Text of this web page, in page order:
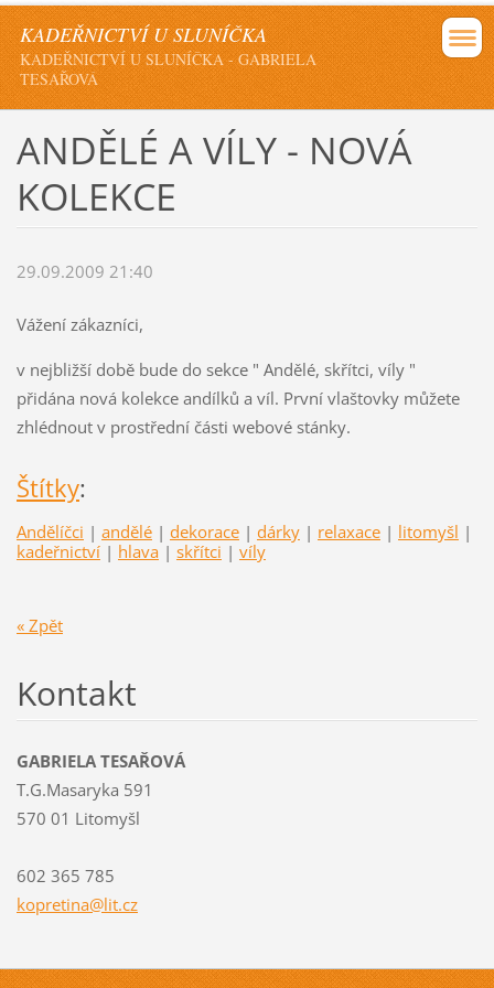
KADEŘNICTVÍ U SLUNÍČKA
KADEŘNICTVÍ U SLUNÍČKA - GABRIELA
TESAŘOVÁ
ANDĚLÉ A VÍLY - NOVÁ
KOLEKCE
29.09.2009 21:40
Vážení zákazníci,
v nejbližší době bude do sekce " Andělé, skřítci, víly "
přidána nová kolekce andílků a víl. První vlaštovky můžete
zhlédnout v prostřední části webové stánky.
Štítky:
Andělíčci | andělé | dekorace | dárky | relaxace | litomyšl |
kadeřnictví | hlava | skřítci | víly
« Zpět
Kontakt
GABRIELA TESAŘOVÁ
T.G.Masaryka 591
570 01 Litomyšl
602 365 785
kopretina@lit.cz